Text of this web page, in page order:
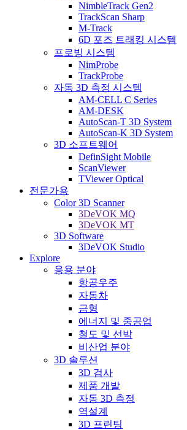
NimbleTrack Gen2
TrackScan Sharp
M-Track
6D 포즈 트래킹 시스템
프로빙 시스템
NimProbe
TrackProbe
자동 3D 측정 시스템
AM-CELL C Series
AM-DESK
AutoScan-T 3D System
AutoScan-K 3D System
3D 소프트웨어
DefinSight Mobile
ScanViewer
TViewer Optical
전문가용
Color 3D Scanner
3DeVOK MQ
3DeVOK MT
3D Software
3DeVOK Studio
Explore
응용 분야
항공우주
자동차
금형
에너지 및 중공업
철도 및 선박
비산업 분야
3D 솔루션
3D 검사
제품 개발
자동 3D 측정
역설계
3D 프린팅